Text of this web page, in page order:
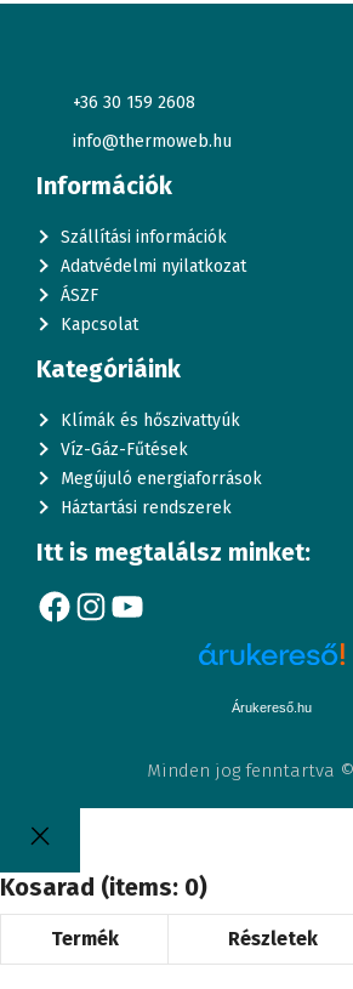
+36 30 159 2608
info@thermoweb.hu
Információk
Szállítási információk
Adatvédelmi nyilatkozat
ÁSZF
Kapcsolat
Kategóriáink
Klímák és hőszivattyúk
Víz-Gáz-Fűtések
Megújuló energiaforrások
Háztartási rendszerek
Itt is megtalálsz minket:
Facebook
Instagram
YouTube
Árukereső.hu
Minden jog fenntartva ©
Kosarad (items: 0)
Termék Részletek